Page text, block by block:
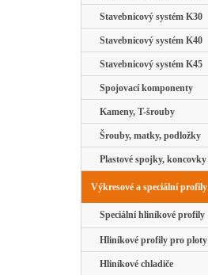
Stavebnicový systém K30
Stavebnicový systém K40
Stavebnicový systém K45
Spojovací komponenty
Kameny, T-šrouby
Šrouby, matky, podložky
Plastové spojky, koncovky
Výkresové a speciální profily
Speciální hliníkové profily
Hliníkové profily pro ploty
Hliníkové chladiče